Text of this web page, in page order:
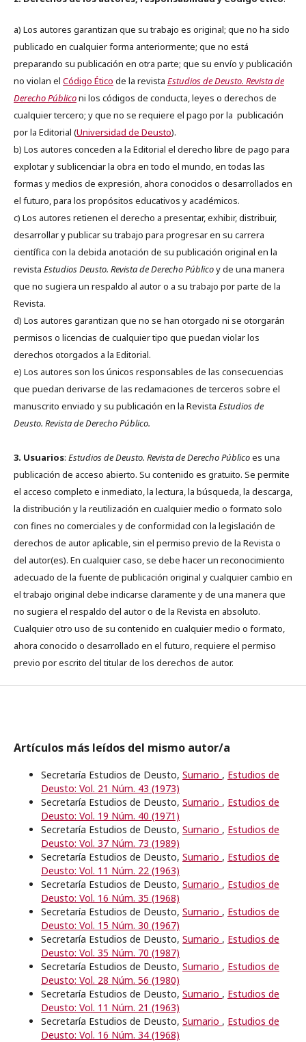
a) Los autores garantizan que su trabajo es original; que no ha sido
publicado en cualquier forma anteriormente; que no está
preparando su publicación en otra parte; que su envío y publicación
no violan el Código Ético de la revista Estudios de Deusto. Revista de
Derecho Públiconi los códigos de conducta, leyes o derechos de
cualquier tercero; y que no se requiere el pago por la publicación
por la Editorial (Universidad de Deusto).
b) Los autores conceden a la Editorial el derecho libre de pago para
explotar y sublicenciar la obra en todo el mundo, en todas las
formas y medios de expresión, ahora conocidos o desarrollados en
el futuro, para los propósitos educativos y académicos.
c) Los autores retienen el derecho a presentar, exhibir, distribuir,
desarrollar y publicar su trabajo para progresar en su carrera
científica con la debida anotación de su publicación original en la
revista Estudios Deusto. Revista de Derecho Públicoy de una manera
que no sugiera un respaldo al autor o a su trabajo por parte de la
Revista.
d) Los autores garantizan que no se han otorgado ni se otorgarán
permisos o licencias de cualquier tipo que puedan violar los
derechos otorgados a la Editorial.
e) Los autores son los únicos responsables de las consecuencias
que puedan derivarse de las reclamaciones de terceros sobre el
manuscrito enviado y su publicación en la Revista Estudios de
Deusto. Revista de Derecho Público.
3. Usuarios: Estudios de Deusto. Revista de Derecho Públicoes una
publicación de acceso abierto. Su contenido es gratuito. Se permite
el acceso completo e inmediato, la lectura, la búsqueda, la descarga,
la distribución y la reutilización en cualquier medio o formato solo
con fines no comerciales y de conformidad con la legislación de
derechos de autor aplicable, sin el permiso previo de la Revista o
del autor(es). En cualquier caso, se debe hacer un reconocimiento
adecuado de la fuente de publicación original y cualquier cambio en
el trabajo original debe indicarse claramente y de una manera que
no sugiera el respaldo del autor o de la Revista en absoluto.
Cualquier otro uso de su contenido en cualquier medio o formato,
ahora conocido o desarrollado en el futuro, requiere el permiso
previo por escrito del titular de los derechos de autor.
Artículos más leídos del mismo autor/a
Secretaría Estudios de Deusto, Sumario , Estudios de
Deusto: Vol. 21 Núm. 43 (1973)
Secretaría Estudios de Deusto, Sumario , Estudios de
Deusto: Vol. 19 Núm. 40 (1971)
Secretaría Estudios de Deusto, Sumario , Estudios de
Deusto: Vol. 37 Núm. 73 (1989)
Secretaría Estudios de Deusto, Sumario , Estudios de
Deusto: Vol. 11 Núm. 22 (1963)
Secretaría Estudios de Deusto, Sumario , Estudios de
Deusto: Vol. 16 Núm. 35 (1968)
Secretaría Estudios de Deusto, Sumario , Estudios de
Deusto: Vol. 15 Núm. 30 (1967)
Secretaría Estudios de Deusto, Sumario , Estudios de
Deusto: Vol. 35 Núm. 70 (1987)
Secretaría Estudios de Deusto, Sumario , Estudios de
Deusto: Vol. 28 Núm. 56 (1980)
Secretaría Estudios de Deusto, Sumario , Estudios de
Deusto: Vol. 11 Núm. 21 (1963)
Secretaría Estudios de Deusto, Sumario , Estudios de
Deusto: Vol. 16 Núm. 34 (1968)